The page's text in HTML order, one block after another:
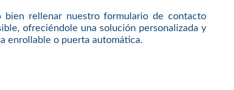
rellenar nuestro formulario de contacto
ofreciéndole una solución personalizada y
enrollable o puerta automática.